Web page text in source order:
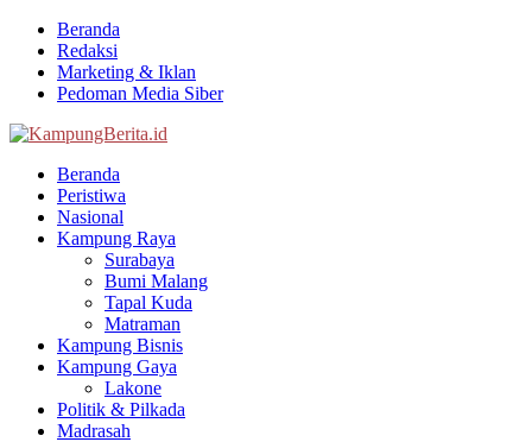
Beranda
Redaksi
Marketing & Iklan
Pedoman Media Siber
Beranda
Peristiwa
Nasional
Kampung Raya
Surabaya
Bumi Malang
Tapal Kuda
Matraman
Kampung Bisnis
Kampung Gaya
Lakone
Politik & Pilkada
Madrasah